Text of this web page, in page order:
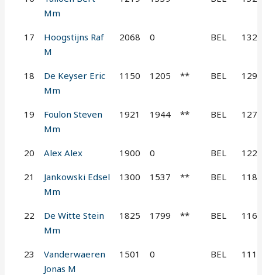
Mm
17
Hoogstijns Raf
M
2068 0 BEL 132
18
De Keyser Eric
Mm
1150 1205 ** BEL 129
19
Foulon Steven
Mm
1921 1944 ** BEL 127
20 Alex Alex 1900 0 BEL 122
21
Jankowski Edsel
Mm
1300 1537 ** BEL 118
22
De Witte Stein
Mm
1825 1799 ** BEL 116
23
Vanderwaeren
Jonas M
1501 0 BEL 111